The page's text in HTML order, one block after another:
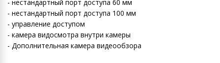
- нестандартный порт доступа 60 мм
- нестандартный порт доступа 100 мм
- управление доступом
- камера видосмотра внутри камеры
- Дополнительная камера видеообзора